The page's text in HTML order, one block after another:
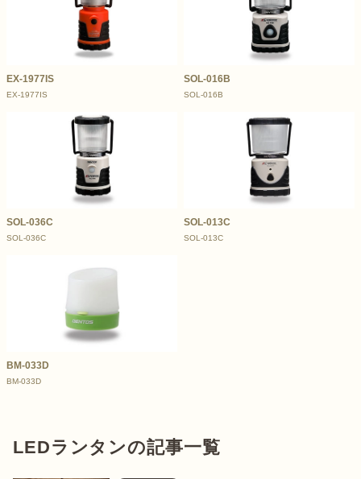
EX-1977IS
EX-1977IS
SOL-016B
SOL-016B
SOL-036C
SOL-036C
SOL-013C
SOL-013C
BM-033D
BM-033D
LEDランタンの記事一覧